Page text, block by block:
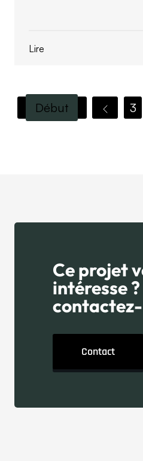
Lire
Début 3
Ce projet
intéresse ?
Contact